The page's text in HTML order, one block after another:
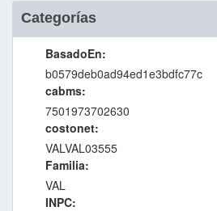
Categorías
BasadoEn:
b0579deb0ad94ed1e3bdfc77c
cabms:
7501973702630
costonet:
VALVAL03555
Familia:
VAL
INPC: